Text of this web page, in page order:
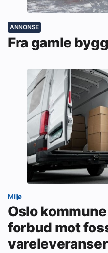
ANNONSE
Fra gamle
Miljø
Oslo
forbud mot
vareleveranser